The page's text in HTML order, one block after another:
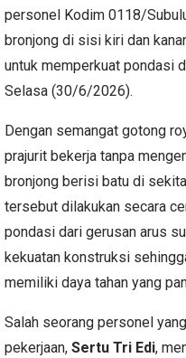
personel Kodim 0118/
bronjong di sisi kiri dan
untuk memperkuat pondasi
Selasa (30/6/2026).
Dengan semangat gotong
prajurit bekerja tanpa
bronjong berisi batu di
tersebut dilakukan secara
pondasi dari gerusan arus
kekuatan konstruksi
memiliki daya tahan yang
Salah seorang personel
pekerjaan, Sertu Tri Edi,